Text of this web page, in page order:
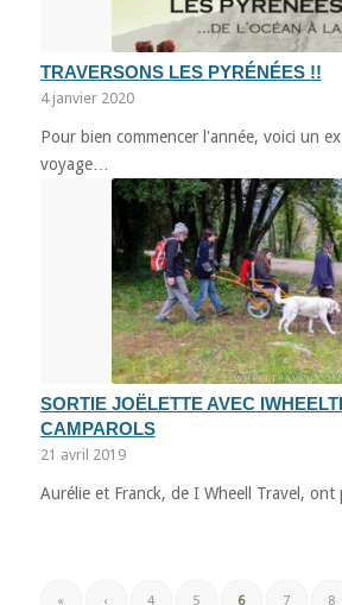
TRAVERSONS LES PYRÉNÉES !!
4 janvier 2020
Pour bien commencer l'année, voici un
voyage…
SORTIE JOËLETTE AVEC
CAMPAROLS
21 avril 2019
Aurélie et Franck, de I Wheell Travel,
« ‹ 4 5 6 7 8